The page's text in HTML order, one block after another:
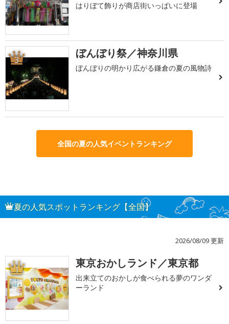
はりぼて飾りが商店街いっぱいに登場
3 ぼんぼり祭／神奈川県
ぼんぼりの明かり広がる鎌倉の夏の風物詩
全国の夏の人気イベントランキング
夏の人気スポットランキング【全国】
2026/08/09 更新
1 東京おかしランド／東京都
出来立てのおかしが食べられる夢のワンダ
ーランド